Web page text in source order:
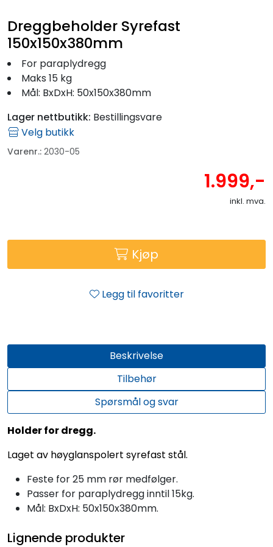
Dreggbeholder Syrefast
150x150x380mm
For paraplydregg
Maks 15 kg
Mål: BxDxH: 50x150x380mm
Lager nettbutikk: Bestillingsvare
Velg butikk
Varenr.: 2030-05
1.999,-
inkl. mva.
Kjøp
Legg til favoritter
Beskrivelse
Tilbehør
Spørsmål og svar
Holder for dregg.
Laget av høyglanspolert syrefast stål.
Feste for 25 mm rør medfølger.
Passer for paraplydregg inntil 15kg.
Mål: BxDxH: 50x150x380mm.
Lignende produkter